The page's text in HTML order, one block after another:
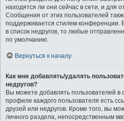
находятся ли они сейчас в сети, и для
Сообщения от этих пользователей
поддерживается стилем конференции.
в список недругов, то любые
по умолчанию.
Вернуться к началу
Как мне добавлять/удалять
недругов?
Вы можете добавлять пользователей в
профиле каждого пользователя есть
друзей или недругов. Кроме того, вы
личного раздела, непосредственным